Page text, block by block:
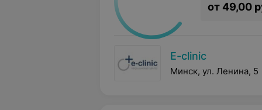
от 49,00
E-clinic
Минск, ул. Ленина, 5